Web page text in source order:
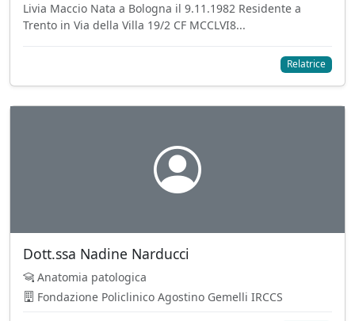
Livia Maccio Nata a Bologna il 9.11.1982 Residente a
Trento in Via della Villa 19/2 CF MCCLVI8...
Relatrice
Dott.ssa Nadine Narducci
Anatomia patologica
Fondazione Policlinico Agostino Gemelli IRCCS